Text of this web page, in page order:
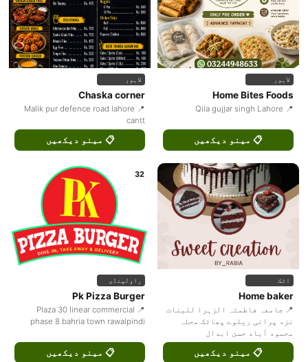
لاہور
Home Bites Foods
📍 Qila gujjar singh Lahore
📋 مینو دیکھیں
لاہور
Chaska corner
📍 Malik pur defence road lahore
cantt
📋 مینو دیکھیں
اٹک
Home baker
📍 جامعہ فاطمتہ الزہرا للبنات
نزد پرانی ریلوے پھاٹک محلہ
محمود آباد حسن ابدال
📋 مینو دیکھیں
32
راولپنڈی
Pk Pizza Burger
📍 Plaza 30 linear commercial
phase 8 bahria town rawalpindi
📋 مینو دیکھیں